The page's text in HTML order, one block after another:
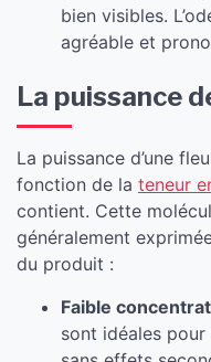
bien visibles.
agréable et
La puissance
La puissance d’une
fonction de la teneur
contient. Cette
généralement
du produit :
Faible
sont idéales